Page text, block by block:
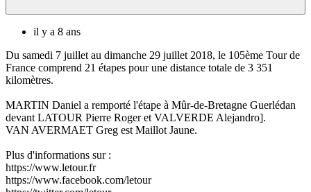
il y a 8 ans
Du samedi 7 juillet au dimanche 29 juillet 2018, le 105ème Tour de
France comprend 21 étapes pour une distance totale de 3 351
kilomètres.
MARTIN Daniel a remporté l'étape à Mûr-de-Bretagne Guerlédan
devant LATOUR Pierre Roger et VALVERDE Alejandro].
VAN AVERMAET Greg est Maillot Jaune.
Plus d'informations sur :
https://www.letour.fr
https://www.facebook.com/letour